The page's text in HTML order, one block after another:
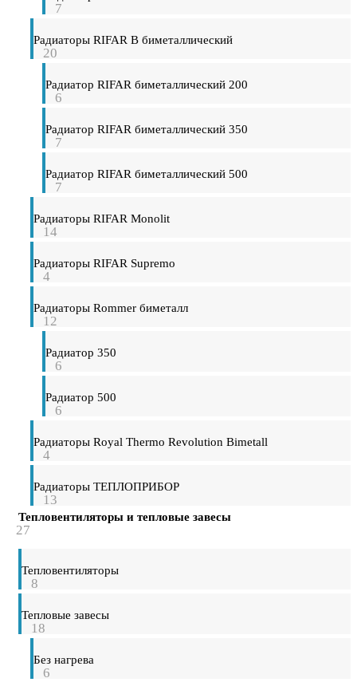
7
Радиаторы RIFAR B биметаллический
20
Радиатор RIFAR биметаллический 200
6
Радиатор RIFAR биметаллический 350
7
Радиатор RIFAR биметаллический 500
7
Радиаторы RIFAR Monolit
14
Радиаторы RIFAR Supremo
4
Радиаторы Rommer биметалл
12
Радиатор 350
6
Радиатор 500
6
Радиаторы Royal Thermo Revolution Bimetall
4
Радиаторы ТЕПЛОПРИБОР
13
Тепловентиляторы и тепловые завесы
27
Тепловентиляторы
8
Тепловые завесы
18
Без нагрева
6